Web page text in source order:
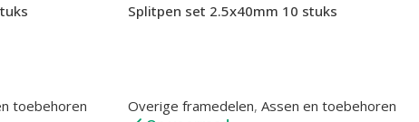
toebehoren
Splitpen set 2.5x40mm 10 stuks
Overige framedelen, Assen en toebehoren